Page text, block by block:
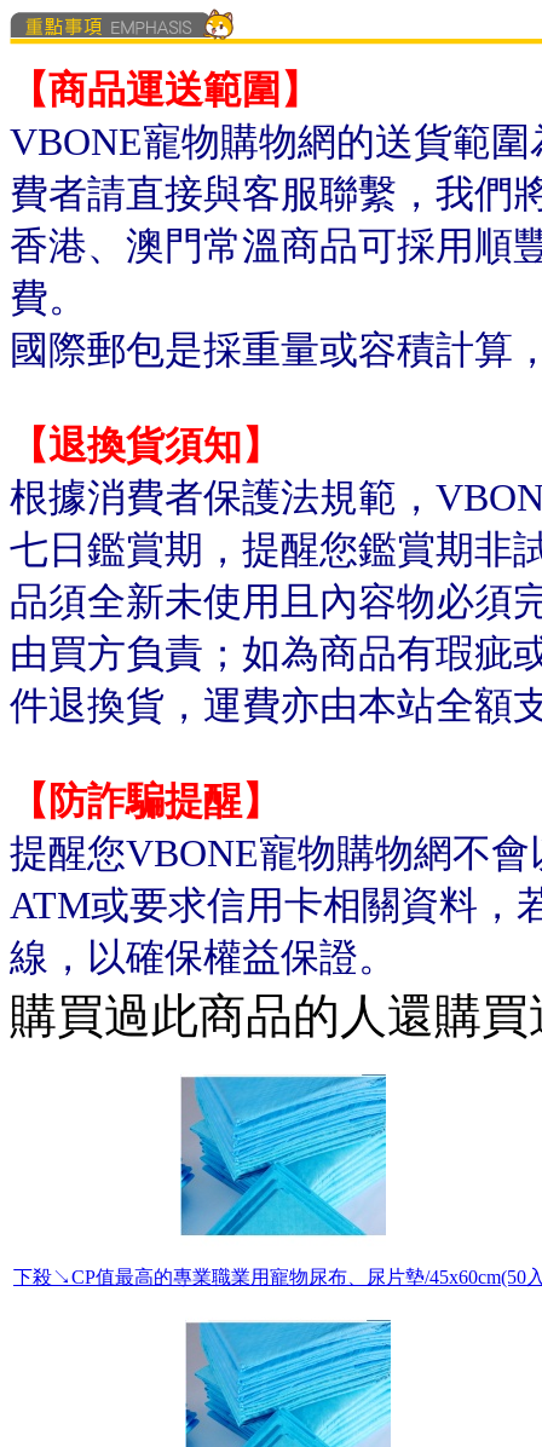
【商品運送範圍】
VBONE寵物購物網的送貨範
費者請直接與客服聯繫，我們
香港、澳門常溫商品可採用順
費。
國際郵包是採重量或容積計
【退換貨須知】
根據消費者保護法規範，
七日鑑賞期，提醒您鑑賞期非
品須全新未使用且內容物必須
由買方負責；如為商品有瑕疵
件退換貨，運費亦由本站全額
【防詐騙提醒】
提醒您VBONE寵物購物網不
ATM或要求信用卡相關資料，
線，以確保權益保證。
購買過此商品的人還購買
下殺↘CP值最高的專業職業用寵物尿布、尿片墊/45x60cm(50